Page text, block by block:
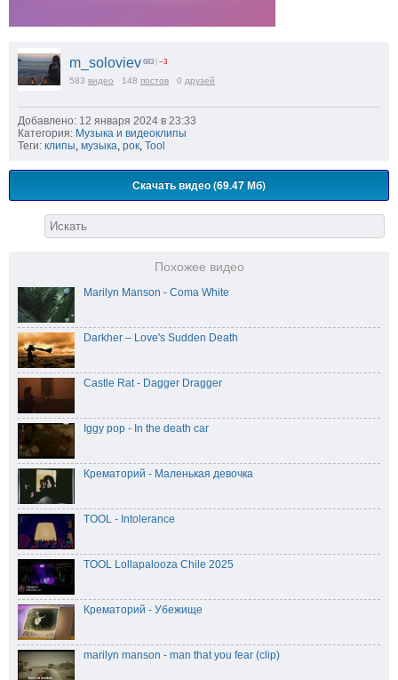
m_soloviev 683 | −3
583 видео 148 постов 0 друзей
Добавлено: 12 января 2024 в 23:33
Категория: Музыка и видеоклипы
Теги: клипы музыка рок Tool
Скачать видео (69.47 Мб)
Похожее видео
Marilyn Manson - Coma White
Darkher – Love's Sudden Death
Castle Rat - Dagger Dragger
Iggy pop - In the death car
Крематорий - Маленькая девочка
TOOL - Intolerance
TOOL Lollapalooza Chile 2025
Крематорий - Убежище
marilyn manson - man that you fear (clip)